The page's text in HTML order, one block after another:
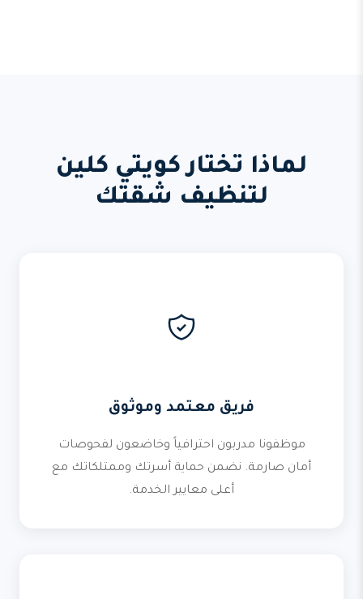
لماذا تختار كويتي كلين
لتنظيف شقتك
فريق معتمد وموثوق
موظفونا مدربون احترافياً وخاضعون لفحوصات
أمان صارمة. نضمن حماية أسرتك وممتلكاتك مع
أعلى معايير الخدمة.